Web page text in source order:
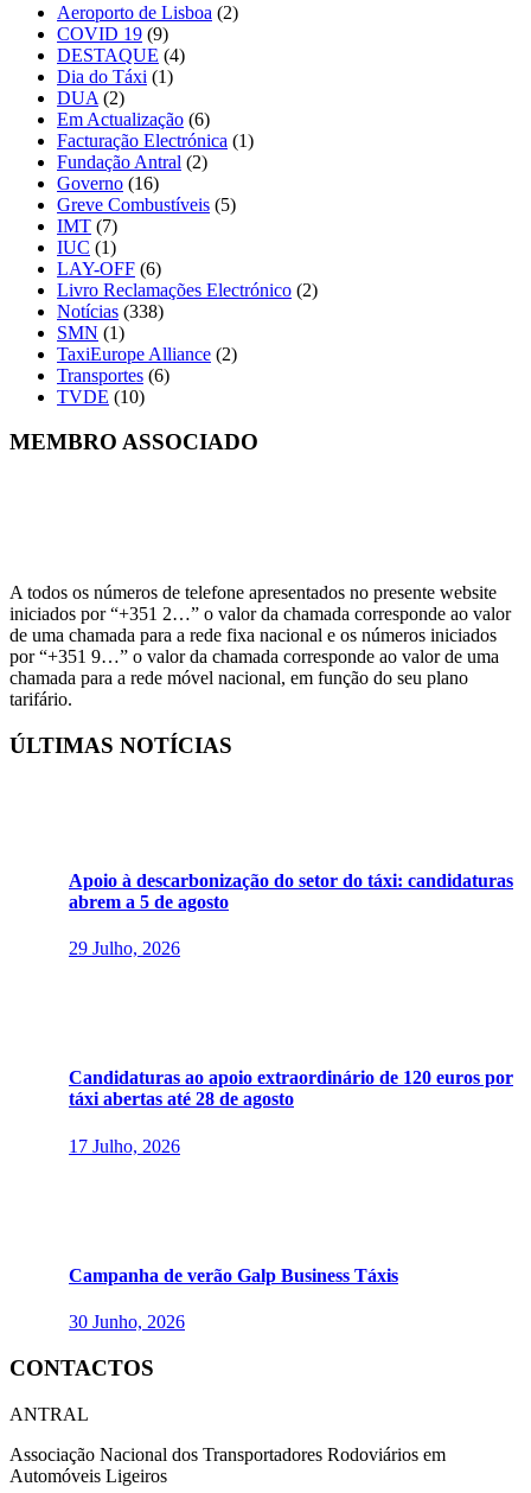
Aeroporto de Lisboa (2)
COVID 19 (9)
DESTAQUE (4)
Dia do Táxi (1)
DUA (2)
Em Actualização (6)
Facturação Electrónica (1)
Fundação Antral (2)
Governo (16)
Greve Combustíveis (5)
IMT (7)
IUC (1)
LAY-OFF (6)
Livro Reclamações Electrónico (2)
Notícias (338)
SMN (1)
TaxiEurope Alliance (2)
Transportes (6)
TVDE (10)
MEMBRO ASSOCIADO
A todos os números de telefone apresentados no presente website
iniciados por “+351 2…” o valor da chamada corresponde ao valor
de uma chamada para a rede fixa nacional e os números iniciados
por “+351 9…” o valor da chamada corresponde ao valor de uma
chamada para a rede móvel nacional, em função do seu plano
tarifário.
ÚLTIMAS NOTÍCIAS
Apoio à descarbonização do setor do táxi: candidaturas
abrem a 5 de agosto
29 Julho, 2026
Candidaturas ao apoio extraordinário de 120 euros por
táxi abertas até 28 de agosto
17 Julho, 2026
Campanha de verão Galp Business Táxis
30 Junho, 2026
CONTACTOS
ANTRAL
Associação Nacional dos Transportadores Rodoviários em
Automóveis Ligeiros